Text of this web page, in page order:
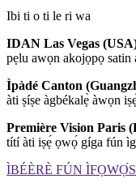
Ibi ti o ti le ri wa
IDAN Las Vegas
pẹlu awọn akojọpọ satin
Ìpàdé Canton
àti ṣíṣe àgbékalẹ̀ àwọn
Première Vision Paris
títí àti iṣẹ́ ọwọ́ gíga fún
ÌBÉÈRÈ FÚN